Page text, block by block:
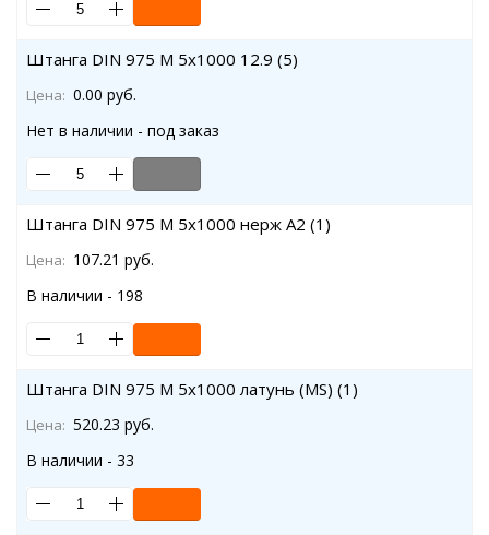
Штанга DIN 975 M 5x1000 12.9 (5)
Цена: 0.00 руб.
Нет в наличии - под заказ
Штанга DIN 975 M 5x1000 нерж A2 (1)
Цена: 107.21 руб.
В наличии - 198
Штанга DIN 975 M 5x1000 латунь (MS) (1)
Цена: 520.23 руб.
В наличии - 33